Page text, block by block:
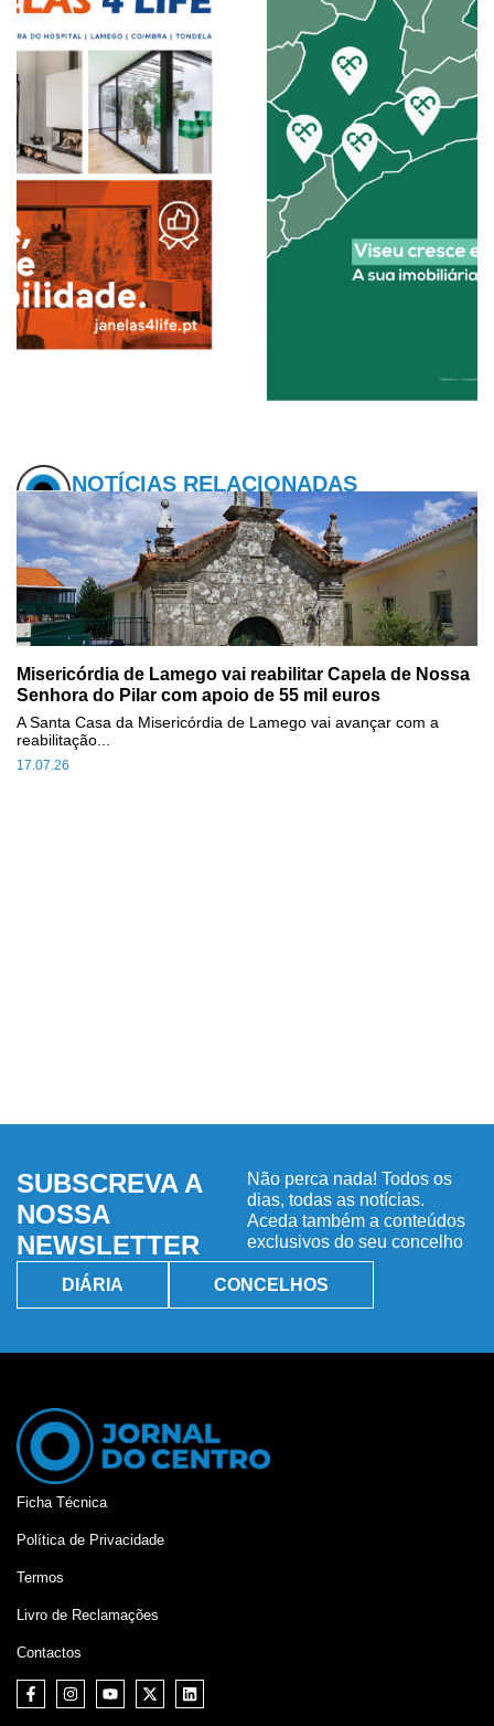
NOTÍCIAS RELACIONADAS
Misericórdia de Lamego vai reabilitar Capela de Nossa
Senhora do Pilar com apoio de 55 mil euros
17.07.26
A Santa Casa da Misericórdia de Lamego vai avançar com a
reabilitação...
SUBSCREVA A
NOSSA
NEWSLETTER
Não perca nada! Todos os
dias, todas as notícias.
Aceda também a conteúdos
exclusivos do seu concelho
DIÁRIA CONCELHOS
Ficha Técnica
Política de Privacidade
Termos
Livro de Reclamações
Contactos